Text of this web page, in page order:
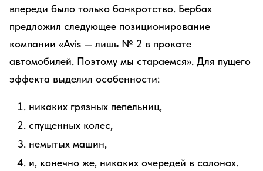
впереди было только банкротство. Бербах
предложил следующее позиционирование
компании «Avis — лишь № 2 в прокате
автомобилей. Поэтому мы стараемся». Для пущего
эффекта выделил особенности:
никаких грязных пепельниц,
спущенных колес,
немытых машин,
и, конечно же, никаких очередей в салонах.